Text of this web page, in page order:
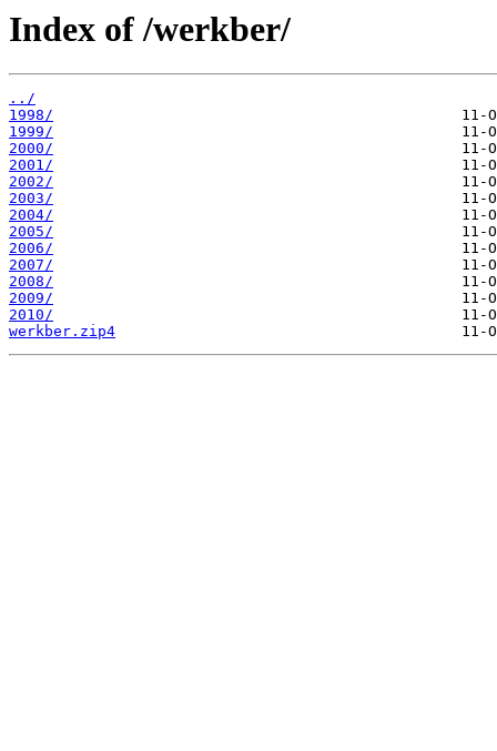
Index of /werkber/
../
1998/
1999/
2000/
2001/
2002/
2003/
2004/
2005/
2006/
2007/
2008/
2009/
2010/
werkber.zip4